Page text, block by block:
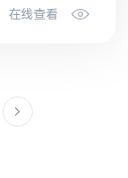
在线查看